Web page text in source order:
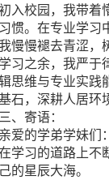
入校园，我带着
惯。在专业学习
慢慢褪去青涩，
学习之余，我严于
思维与专业实践
石，深耕人居环
三、寄语：
亲爱的学弟学妹们
学习的道路 上不
的星辰大海。